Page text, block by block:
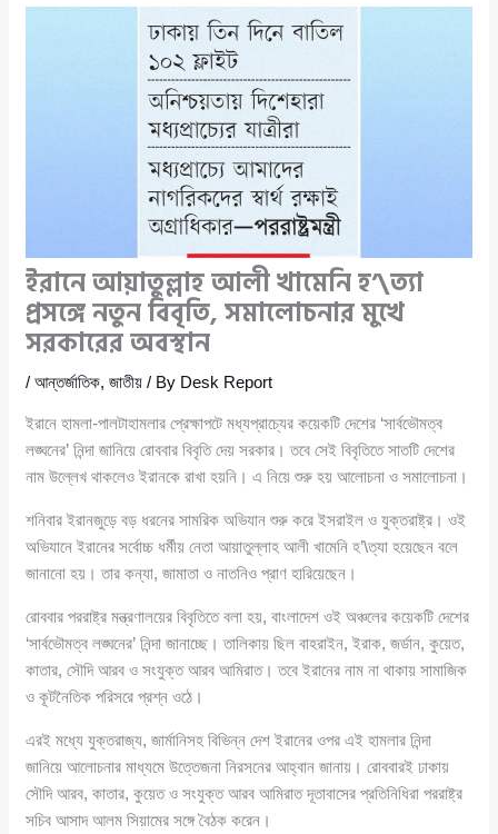
ইরানে আয়াতুল্লাহ আলী খামেনি হ’\ত্যা
প্রসঙ্গে নতুন বিবৃতি, সমালোচনার মুখে
সরকারের অবস্থান
/আন্তর্জাতিক,জাতীয় / By Desk Report
ইরানে হামলা-পালটাহামলার প্রেক্ষাপটে মধ্যপ্রাচ্যের কয়েকটি দেশের ‘সার্বভৌমত্ব
লঙ্ঘনের’ নিন্দা জানিয়ে রোববার বিবৃতি দেয় সরকার। তবে সেই বিবৃতিতে সাতটি দেশের
নাম উল্লেখ থাকলেও ইরানকে রাখা হয়নি। এ নিয়ে শুরু হয় আলোচনা ও সমালোচনা।
শনিবার ইরানজুড়ে বড় ধরনের সামরিক অভিযান শুরু করে ইসরাইল ও যুক্তরাষ্ট্র। ওই
অভিযানে ইরানের সর্বোচ্চ ধর্মীয় নেতা আয়াতুল্লাহ আলী খামেনি হ’\ত্যা হয়েছেন বলে
জানানো হয়। তার কন্যা, জামাতা ও নাতনিও প্রাণ হারিয়েছেন।
রোববার পররাষ্ট্র মন্ত্রণালয়ের বিবৃতিতে বলা হয়, বাংলাদেশ ওই অঞ্চলের কয়েকটি দেশের
‘সার্বভৌমত্ব লঙ্ঘনের’ নিন্দা জানাচ্ছে। তালিকায় ছিল বাহরাইন, ইরাক, জর্ডান, কুয়েত,
কাতার, সৌদি আরব ও সংযুক্ত আরব আমিরাত। তবে ইরানের নাম না থাকায় সামাজিক
ও কূটনৈতিক পরিসরে প্রশ্ন ওঠে।
এরই মধ্যে যুক্তরাজ্য, জার্মানিসহ বিভিন্ন দেশ ইরানের ওপর এই হামলার নিন্দা
জানিয়ে আলোচনার মাধ্যমে উত্তেজনা নিরসনের আহ্বান জানায়। রোববারই ঢাকায়
সৌদি আরব, কাতার, কুয়েত ও সংযুক্ত আরব আমিরাত দূতাবাসের প্রতিনিধিরা পররাষ্ট্র
সচিব আসাদ আলম সিয়ামের সঙ্গে বৈঠক করেন।